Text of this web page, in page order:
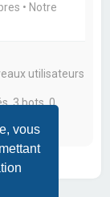
vous
• Notre
utilisateurs
3 bots, 0